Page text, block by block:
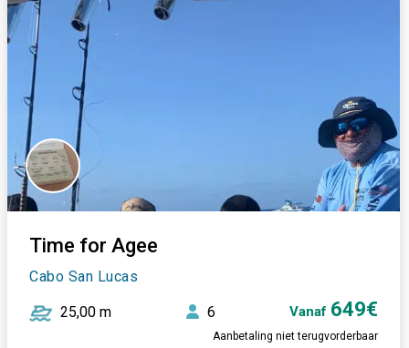
Time for Agee
Cabo San Lucas
25,00 m 6 Vanaf 649€
Aanbetaling niet terugvorderbaar